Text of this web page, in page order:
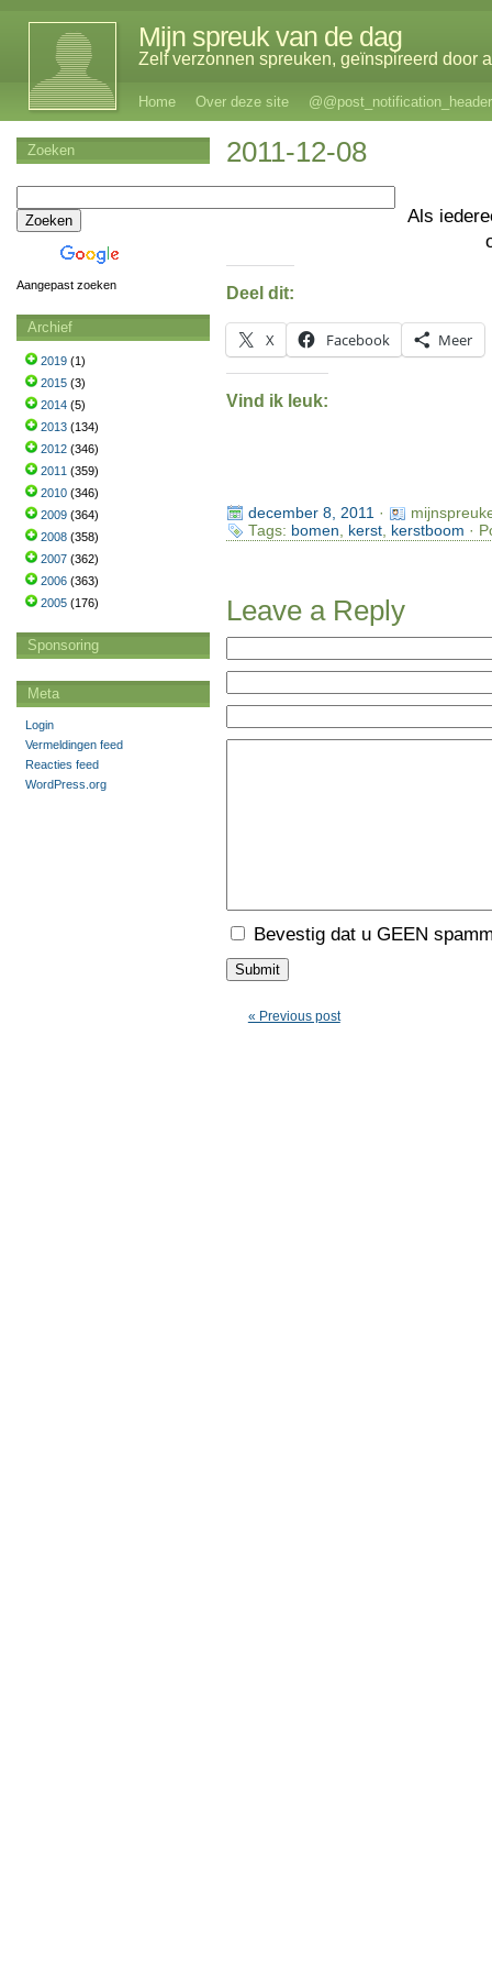
Mijn spreuk van de dag
Zelf verzonnen spreuken, geïnspireerd door
Home Over deze site @@post_notification_header
2011-12-08
Als
Deel dit:
X Facebook Meer
Vind ik leuk:
december 8, 2011 ·
Tags: bomen kerst, kerstboom ·
Leave a Reply
Bevestig dat u GEEN
« Previous post
Zoeken
Aangepast zoeken
Archief
2019 (1)
2015 (3)
2014 (5)
2013 (134)
2012 (346)
2011 (359)
2010 (346)
2009 (364)
2008 (358)
2007 (362)
2006 (363)
2005 (176)
Sponsoring
Meta
Login
Vermeldingen feed
Reacties feed
WordPress.org